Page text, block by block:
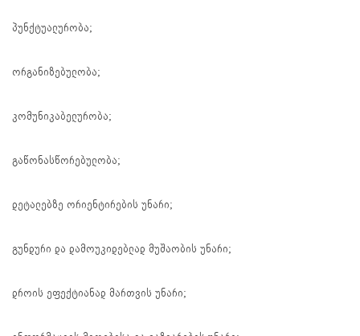
პუნქტუალურობა;
ორგანიზებულობა;
კომუნიკაბელურობა;
გაწონასწორებულობა;
დეტალებზე ორიენტირების უნარი;
გუნდური და დამოუკიდებლად მუშაობის უნარი;
დროის ეფექტიანად მართვის უნარი;